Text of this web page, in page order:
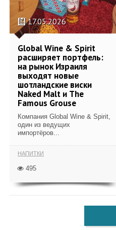
17.05.2026
Global Wine & Spirit
расширяет портфель:
на рынок Израиля
выходят новые
шотландские виски
Naked Malt и The
Famous Grouse
Компания Global Wine & Spirit,
один из ведущих
импортёров...
НАПИТКИ
495